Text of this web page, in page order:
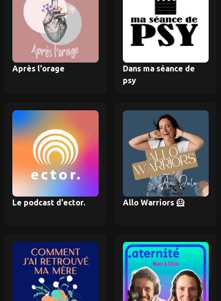
Après l'orage
Dans ma séance de
psy
Le podcast d'ector. Allo Warriors 🦸